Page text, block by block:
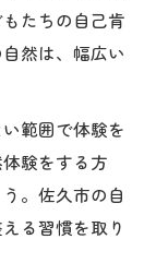
たちの自己肯
然は、幅広い
範囲で体験を
験をする方
。佐久市の自
る習慣を取り